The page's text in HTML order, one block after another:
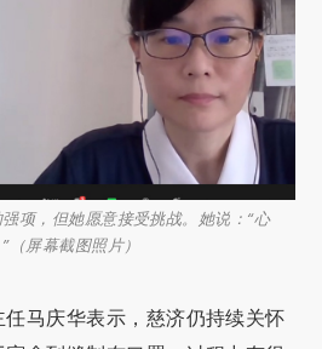
项，但她愿意接受挑战。她说：“心
屏幕截图照片）
马庆华表示，慈济仍持续关怀